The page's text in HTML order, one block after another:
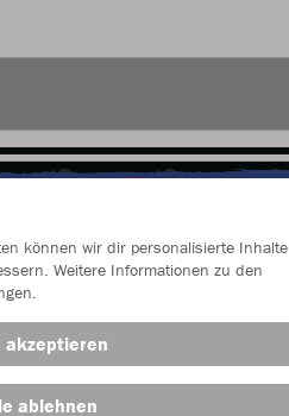
können wir dir personalisierte Inhalte
Weitere Informationen zu den
akzeptieren
ablehnen